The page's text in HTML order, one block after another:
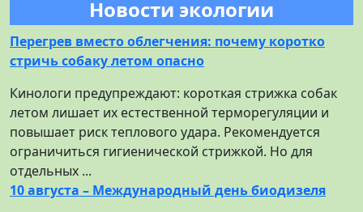
Новости экологии
Перегрев вместо облегчения: почему коротко
стричь собаку летом опасно
Кинологи предупреждают: короткая стрижка собак
летом лишает их естественной терморегуляции и
повышает риск теплового удара. Рекомендуется
ограничиться гигиенической стрижкой. Но для
отдельных ...
10 августа – Международный день биодизеля